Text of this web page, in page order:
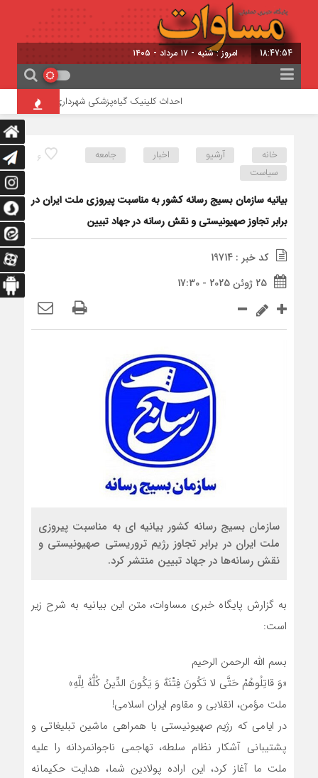
18:47:54 امروز : شنبه - ۱۷ مرداد - ۱۴۰۵
احداث کلینیک گیاه‌پزشکی شهرداری تبریز در تفرجگاه
6 خانه آرشیو اخبار
جامعه
سیاست
بیانیه سازمان بسیج رسانه کشور به مناسبت پیروزی ملت ایران در
برابر تجاوز صهیونیستی و نقش رسانه در جهاد تبیین
کد خبر : 19714
25 ژوئن 2025 - 17:30
سازمان بسیج رسانه کشور بیانیه ای به مناسبت پیروزی
ملت ایران در برابر تجاوز رژیم تروریستی صهیونیستی و
نقش رسانه‌ها در جهاد تبیین منتشر کرد.
به گزارش پایگاه خبری مساوات، متن این بیانیه به شرح زیر
است:
بسم الله الرحمن الرحیم
«وَ قاتِلُوهُمْ حَتَّی لا تَکُونَ فِتْنَهٌ وَ یَکُونَ الدِّینُ کُلُّهُ لِلَّهِ»
ملت مؤمن، انقلابی و مقاوم ایران اسلامی!
در ایامی که رژیم صهیونیستی با همراهی ماشین تبلیغاتی و
پشتیبانی آشکار نظام سلطه، تهاجمی ناجوانمردانه را علیه
ملت ما آغاز کرد، این اراده پولادین شما، هدایت حکیمانه